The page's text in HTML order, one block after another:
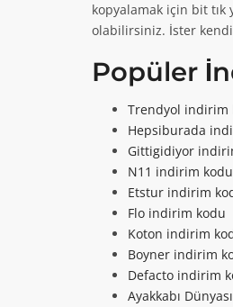
kopyalamak için bit
olabilirsiniz. İster
Popüler
Trendyol indirim
Hepsiburada
Gittigidiyor
N11 indirim kodu
Etstur indirim
Flo indirim kodu
Koton indirim
Boyner indirim
Defacto indirim
Ayakkabı